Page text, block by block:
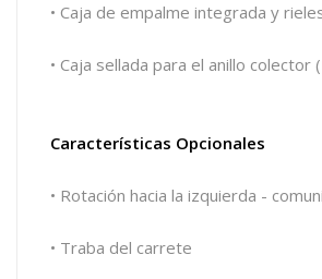
• Caja de empalme integrada y
• Caja sellada para el anillo colector
Características Opcionales
• Rotación hacia la izquierda -
• Traba del carrete